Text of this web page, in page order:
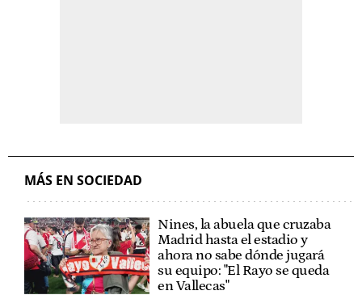
MÁS EN SOCIEDAD
Nines, la abuela que cruzaba
Madrid hasta el estadio y
ahora no sabe dónde jugará
su equipo: "El Rayo se queda
en Vallecas"